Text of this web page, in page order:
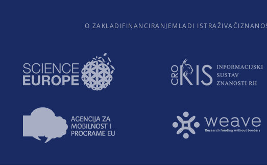
O ZAKLADIFINANCIRANJEMLADI ISTRAŽIVAČI